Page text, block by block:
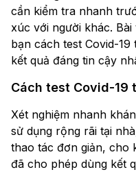
cần kiểm tra nhanh
xúc với người khác.
bạn cách test Covid-
kết quả đáng tin cậy
Cách test Covid-19
Xét nghiệm nhanh
sử dụng rộng rãi tại
thao tác đơn giản, cho
đã cho phép dùng kết